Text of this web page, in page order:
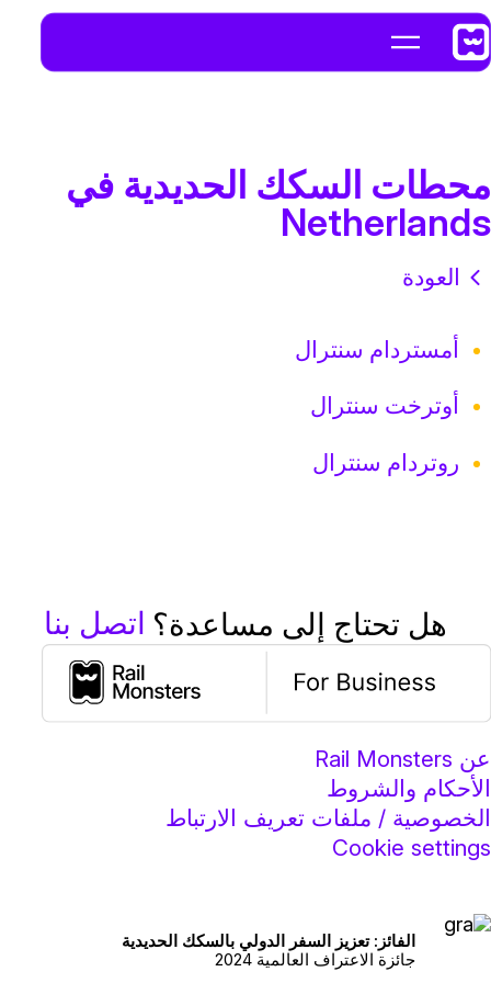
محطات السكك الحديدية في
Netherlands
العودة
أمستردام سنترال
أوترخت سنترال
روتردام سنترال
هل تحتاج إلى مساعدة؟ اتصل بنا
عن Rail Monsters
الأحكام والشروط
الخصوصية / ملفات تعريف الارتباط
Cookie settings
الفائز: تعزيز السفر الدولي بالسكك الحديدية
جائزة الاعتراف العالمية 2024